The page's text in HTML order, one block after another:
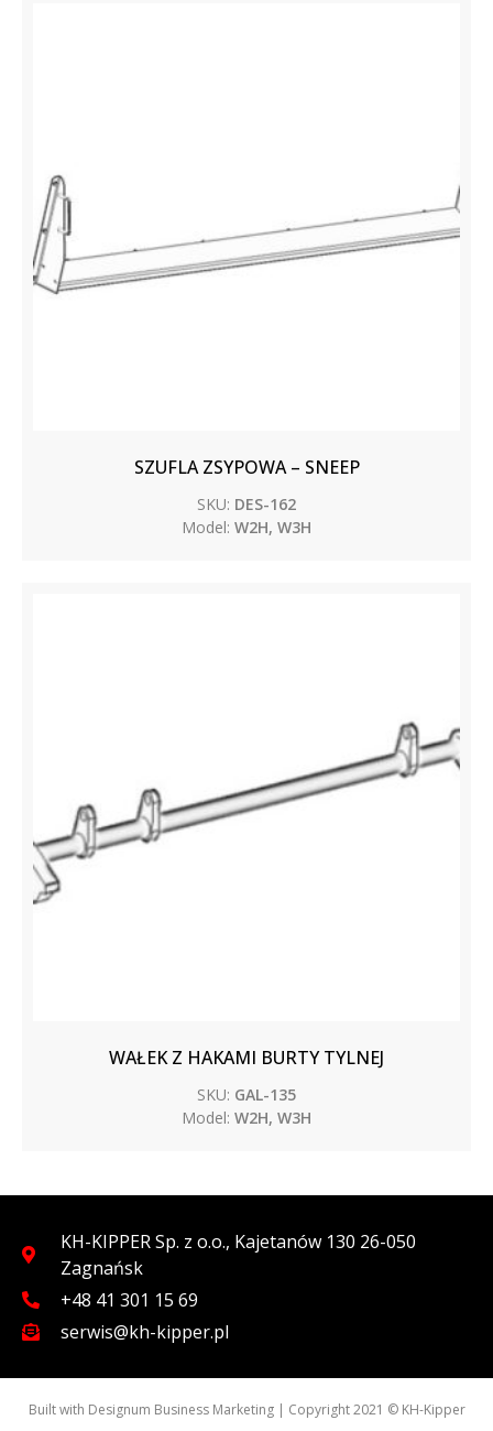
SZUFLA ZSYPOWA – SNEEP
SKU: DES-162
Model: W2H, W3H
WAŁEK Z HAKAMI BURTY TYLNEJ
SKU: GAL-135
Model: W2H, W3H
KH-KIPPER Sp. z o.o., Kajetanów 130 26-050
Zagnańsk
+48 41 301 15 69
serwis@kh-kipper.pl
Built with Designum Business Marketing| Copyright 2021 © KH-Kipper